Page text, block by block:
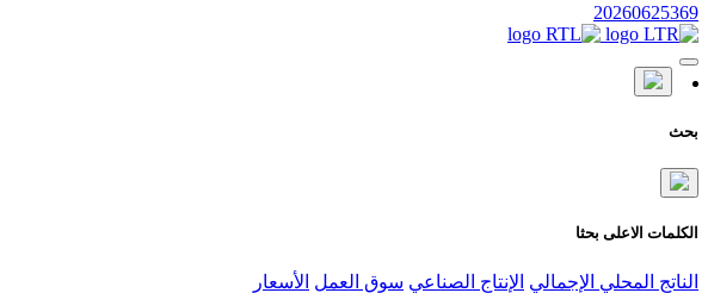
20260625369
بحث
الكلمات الاعلى بحثا
الناتج المحلي الإجمالي الإنتاج الصناعي سوق العمل الأسعار